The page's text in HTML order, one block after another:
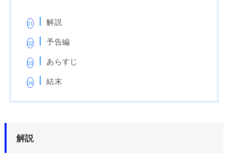
解説
予告編
あらすじ
結末
解説